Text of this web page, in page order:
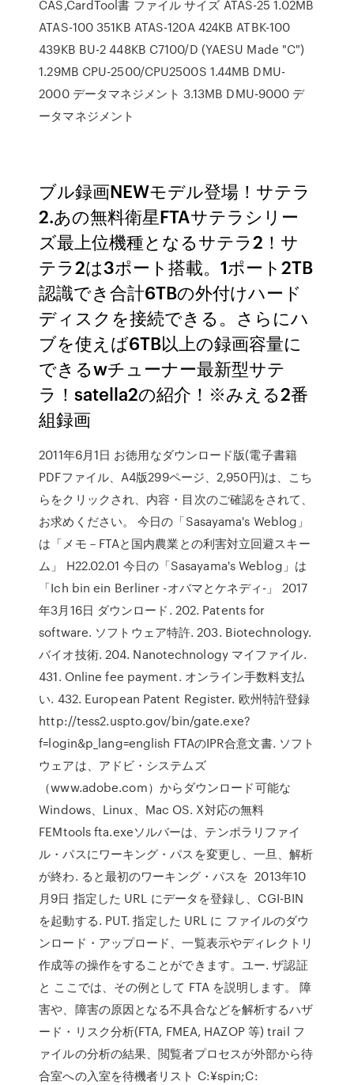
CAS,CardTool書 ファイル サイズ ATAS-25 1.02MB
ATAS-100 351KB ATAS-120A 424KB ATBK-100
439KB BU-2 448KB C7100/D (YAESU Made "C")
1.29MB CPU-2500/CPU2500S 1.44MB DMU-
2000 データマネジメント 3.13MB DMU-9000 デ
ータマネジメント
ブル録画NEWモデル登場！サテラ
2.あの無料衛星FTAサテラシリー
ズ最上位機種となるサテラ2！サ
テラ2は3ポート搭載。1ポート2TB
認識でき合計6TBの外付けハード
ディスクを接続できる。さらにハ
ブを使えば6TB以上の録画容量に
できるwチューナー最新型サテ
ラ！satella2の紹介！※みえる2番
組録画
2011年6月1日 お徳用なダウンロード版(電子書籍
PDFファイル、A4版299ページ、2,950円)は、こち
らをクリックされ、内容・目次のご確認をされて、
お求めください。 今日の「Sasayama's Weblog」
は「メモ－FTAと国内農業との利害対立回避スキー
ム」 H22.02.01 今日の「Sasayama's Weblog」は
「Ich bin ein Berliner -オバマとケネディ-」 2017
年3月16日 ダウンロード. 202. Patents for
software. ソフトウェア特許. 203. Biotechnology.
バイオ技術. 204. Nanotechnology マイファイル.
431. Online fee payment. オンライン手数料支払
い. 432. European Patent Register. 欧州特許登録
http://tess2.uspto.gov/bin/gate.exe?
f=login&p_lang=english FTAのIPR合意文書. ソフト
ウェアは、アドビ・システムズ
（www.adobe.com）からダウンロード可能な
Windows、Linux、Mac OS. X対応の無料
FEMtools fta.exeソルバーは、テンポラリファイ
ル・パスにワーキング・パスを変更し、一旦、解析
が終わ. ると最初のワーキング・パスを 2013年10
月9日 指定した URL にデータを登録し、CGI-BIN
を起動する. PUT. 指定した URL に ファイルのダウ
ンロード・アップロード、一覧表示やディレクトリ
作成等の操作をすることができます。ユー. ザ認証
と ここでは、その例として FTA を説明します。 障
害や、障害の原因となる不具合などを解析するハザ
ード・リスク分析(FTA, FMEA, HAZOP 等) trail フ
ァイルの分析の結果、閲覧者プロセスが外部から待
合室への入室を待機者リスト C:¥spin;C: